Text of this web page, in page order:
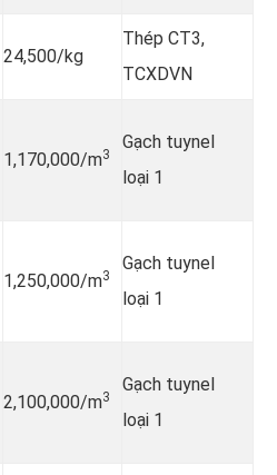
24,500/kg
Thép CT3,
TCXDVN
1,170,000/m3
Gạch tuynel
loại 1
1,250,000/m3
Gạch tuynel
loại 1
2,100,000/m3
Gạch tuynel
loại 1